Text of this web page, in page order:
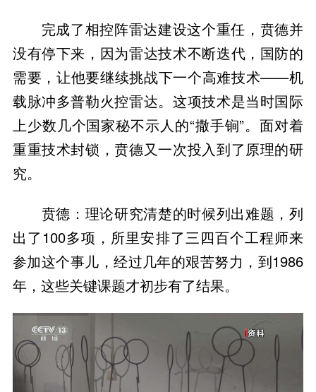
完成了相控阵雷达建设这个重任，贲德并
没有停下来，因为雷达技术不断迭代，国防的
需要，让他要继续挑战下一个高难技术——机
载脉冲多普勒火控雷达。这项技术是当时国际
上少数几个国家秘不示人的“撒手锏”。面对着
重重技术封锁，贲德又一次投入到了原理的研
究。
贲德：理论研究清楚的时候列出难题，列
出了100多项，所里安排了三四百个工程师来
参加这个事儿，经过几年的艰苦努力，到1986
年，这些关键课题才初步有了结果。